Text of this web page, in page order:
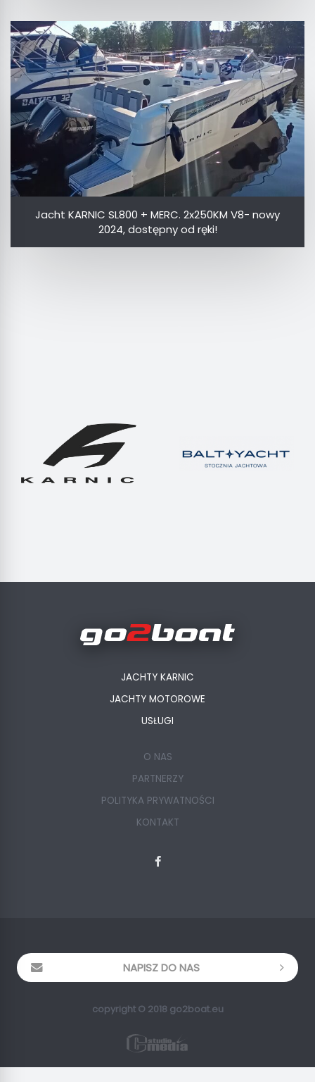
Jacht KARNIC SL800 + MERC. 2x250KM V8- nowy
2024, dostępny od ręki!
JACHTY KARNIC
JACHTY MOTOROWE
USŁUGI
O NAS
PARTNERZY
POLITYKA PRYWATNOŚCI
KONTAKT
NAPISZ DO NAS
copyright © 2018 go2boat.eu